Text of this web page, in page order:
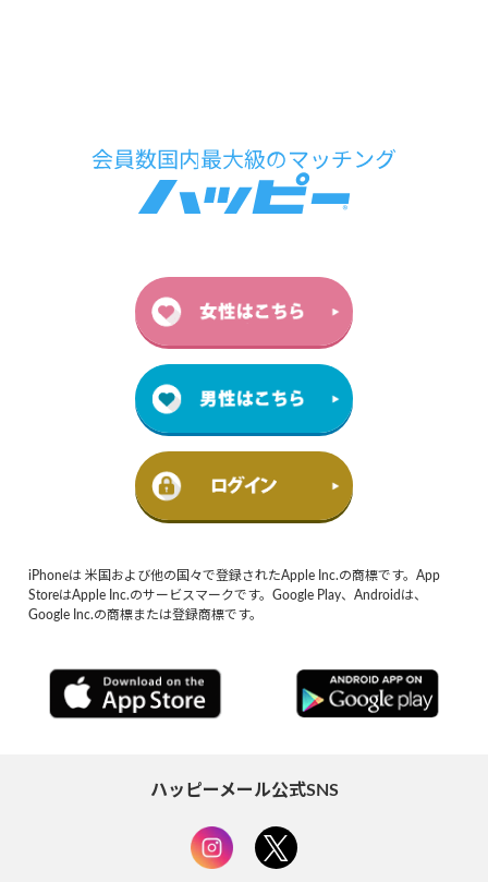
iPhoneは 米国および他の国々で登録されたApple Inc.の商標です。App
StoreはApple Inc.のサービスマークです。Google Play、Androidは、
Google Inc.の商標または登録商標です。
ハッピーメール公式SNS